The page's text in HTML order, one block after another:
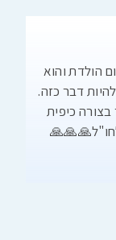
הולדת והוא
דבר כזה.
כיפית